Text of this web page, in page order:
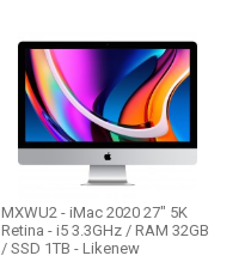
MXWU2 - iMac 2020 27" 5K
Retina - i5 3.3GHz / RAM 32GB
/ SSD 1TB - Likenew